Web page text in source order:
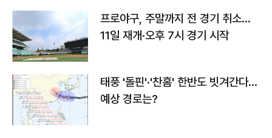
프로야구, 주말까지 전 경기 취소…
11일 재개·오후 7시 경기 시작
태풍 '돌핀'·'찬홈' 한반도 빗겨간다…
예상 경로는?